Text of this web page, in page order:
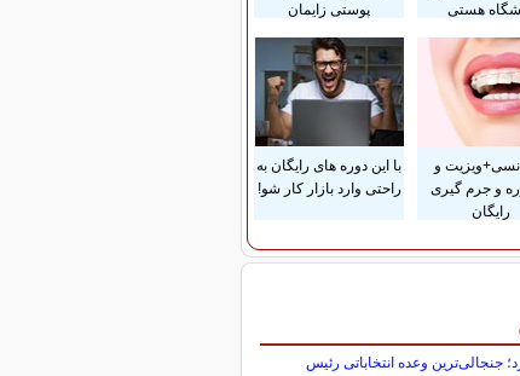
هستی
پوستی زایمان
و
و جرم گیری
رایگان
با این دوره های رایگان به
راحتی وارد بازار کار شو!
جنجالی‌ترین وعده انتخاباتی رئیس